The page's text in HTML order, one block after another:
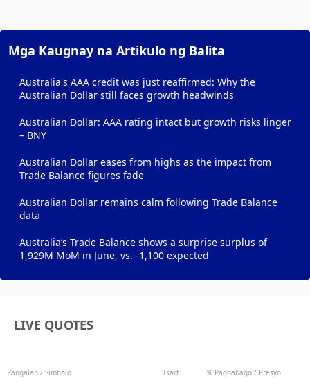
Mga Kaugnay na Artikulo ng Balita
Australia's AAA credit was just reaffirmed: Why the
Australian Dollar still faces growth headwinds
Australian Dollar: AAA rating intact but growth risks linger
– BNY
Australian Dollar eases from highs as the impact from
Trade Balance figures fade
Australian Dollar remains calm following Trade Balance
data
Australia’s Trade Balance shows a surprise surplus of
1,929M MoM in June, vs. -1,100 expected
LIVE QUOTES
Pangalan / Simbolo Tsart % Pagbabago / Presyo